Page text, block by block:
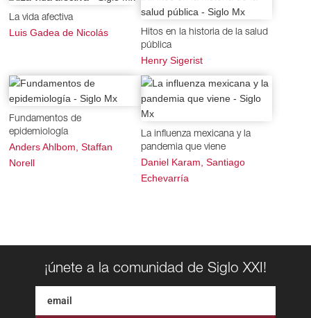
La vida afectiva
Luis Gadea de Nicolás
Hitos en la historia de la salud
pública
Henry Sigerist
Fundamentos de
epidemiología
Anders Ahlbom, Staffan
Norell
La influenza mexicana y la
pandemia que viene
Daniel Karam, Santiago
Echevarría
¡únete a la comunidad de Siglo XXI!